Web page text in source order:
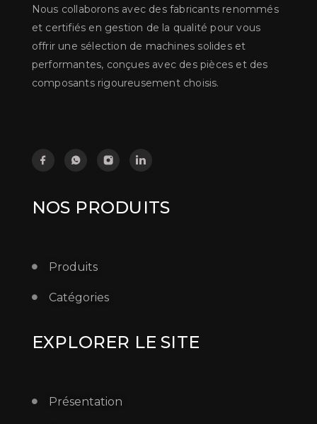
Nous collaborons avec des fabricants renommés
et certifiés en gestion de la qualité pour vous
offrir une sélection de machines solides et
performantes, conçues avec des pièces et des
composants rigoureusement choisis.
NOS PRODUITS
Produits
Catégories
EXPLORER LE SITE
Présentation